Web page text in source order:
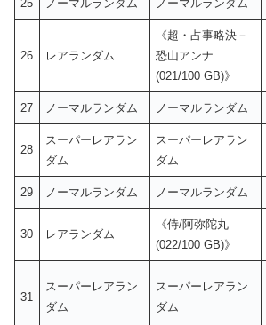
25 ノーマルランダム ノーマルランダム
26 レアランダム
《超・占事略決－
恐山アンナ
(021/100 GB)》
27 ノーマルランダム ノーマルランダム
28
スーパーレアラン
ダム
スーパーレアラン
ダム
29 ノーマルランダム ノーマルランダム
30 レアランダム
《侍/阿弥陀丸
(022/100 GB)》
31
スーパーレアラン
ダム
スーパーレアラン
ダム